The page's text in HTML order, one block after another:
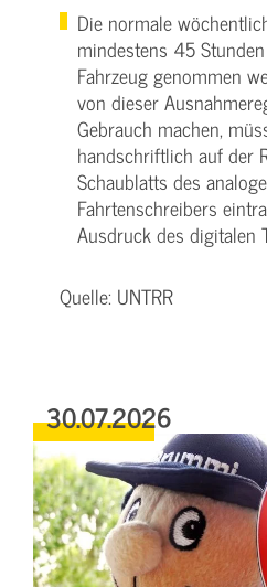
Die normale
mindestens 45
Fahrzeug genommen
von dieser
Gebrauch machen,
handschriftlich auf der
Schaublatts des
Fahrtenschreibers
Ausdruck des digitalen
Quelle: UNTRR
30.07.2026